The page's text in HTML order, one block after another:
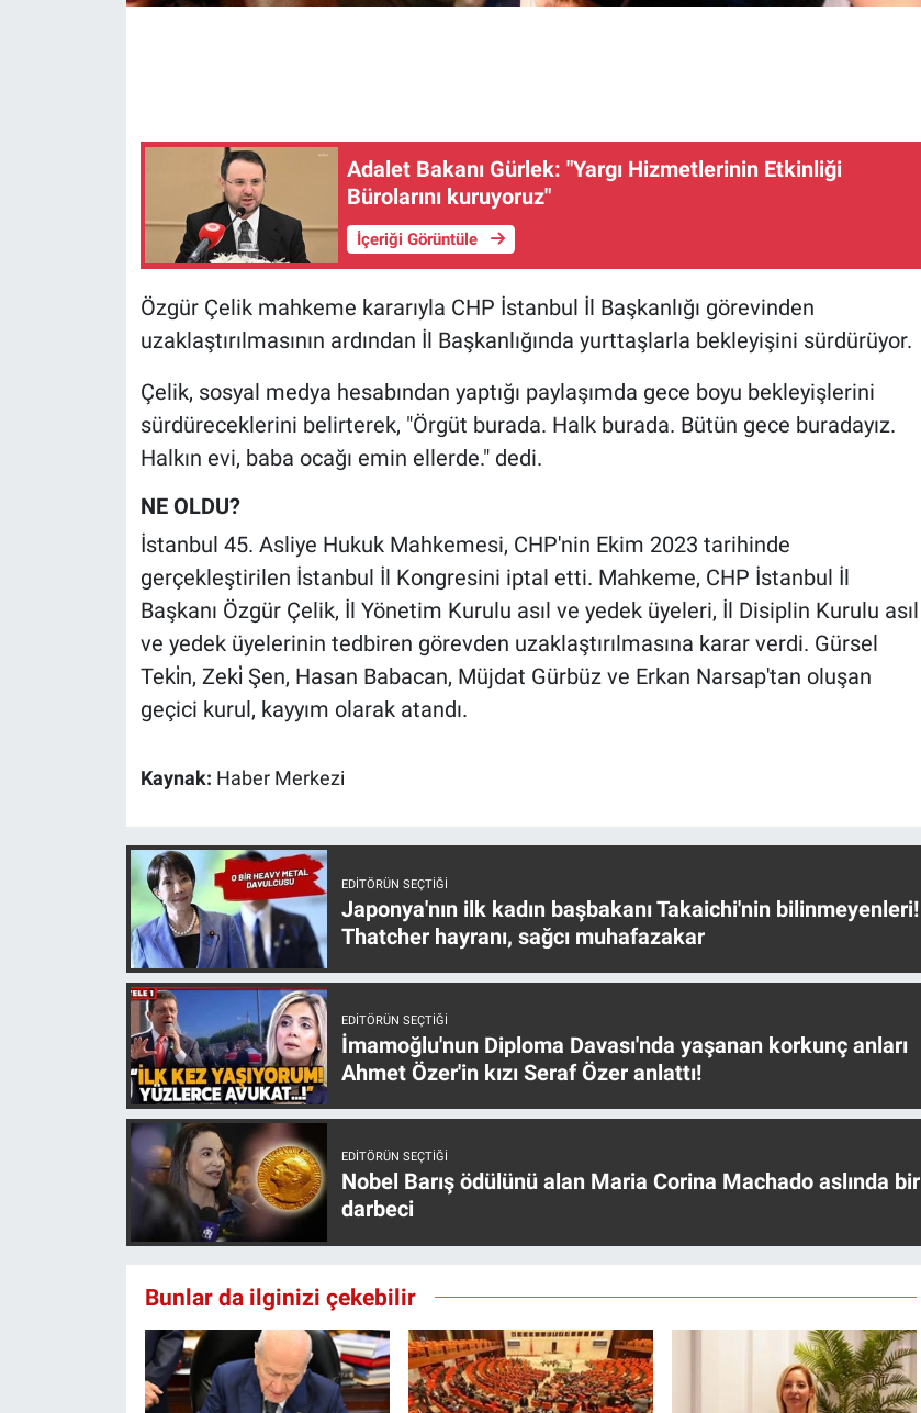
Adalet Bakanı Gürlek: "Yargı Hizmetlerinin Etkinliği
Bürolarını kuruyoruz"
İçeriği Görüntüle
Özgür Çelik mahkeme kararıyla CHP İstanbul İl Başkanlığı görevinden
uzaklaştırılmasının ardından İl Başkanlığında yurttaşlarla bekleyişini sürdürüyor.
Çelik, sosyal medya hesabından yaptığı paylaşımda gece boyu bekleyişlerini
sürdüreceklerini belirterek, "Örgüt burada. Halk burada. Bütün gece buradayız.
Halkın evi, baba ocağı emin ellerde." dedi.
NE OLDU?
İstanbul 45. Asliye Hukuk Mahkemesi, CHP'nin Ekim 2023 tarihinde
gerçekleştirilen İstanbul İl Kongresini iptal etti. Mahkeme, CHP İstanbul İl
Başkanı Özgür Çelik, İl Yönetim Kurulu asıl ve yedek üyeleri, İl Disiplin Kurulu asıl
ve yedek üyelerinin tedbiren görevden uzaklaştırılmasına karar verdi. Gürsel
Teki̇n, Zeki̇ Şen, Hasan Babacan, Müjdat Gürbüz ve Erkan Narsap'tan oluşan
geçici kurul, kayyım olarak atandı.
Kaynak: Haber Merkezi
EDITÖRÜN SEÇTIĞI
Japonya'nın ilk kadın başbakanı Takaichi'nin bilinmeyenleri!
Thatcher hayranı, sağcı muhafazakar
EDITÖRÜN SEÇTIĞI
İmamoğlu'nun Diploma Davası'nda yaşanan korkunç anları
Ahmet Özer'in kızı Seraf Özer anlattı!
EDITÖRÜN SEÇTIĞI
Nobel Barış ödülünü alan Maria Corina Machado aslında bir
darbeci
Bunlar da ilginizi çekebilir
Koronavirüs
Kültür Sanat
Ne demişti
Programlar
Teknoloji
Türkiye'nin Gündemi
Yerel Gündem
Yerel Yaşam
Canlı Yayın